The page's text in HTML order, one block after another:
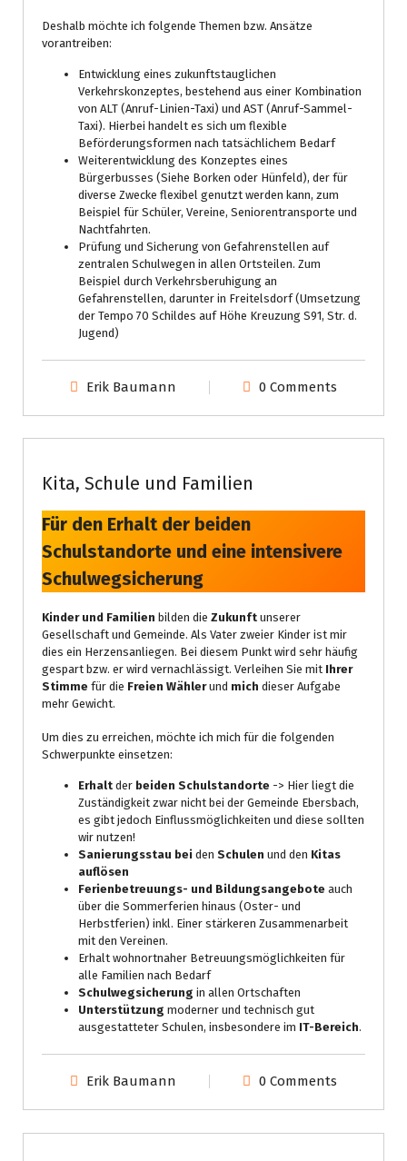
Deshalb möchte ich folgende Themen bzw. Ansätze
vorantreiben:
Entwicklung eines zukunftstauglichen
Verkehrskonzeptes, bestehend aus einer Kombination
von ALT (Anruf-Linien-Taxi) und AST (Anruf-Sammel-
Taxi). Hierbei handelt es sich um flexible
Beförderungsformen nach tatsächlichem Bedarf
Weiterentwicklung des Konzeptes eines
Bürgerbusses (Siehe Borken oder Hünfeld), der für
diverse Zwecke flexibel genutzt werden kann, zum
Beispiel für Schüler, Vereine, Seniorentransporte und
Nachtfahrten.
Prüfung und Sicherung von Gefahrenstellen auf
zentralen Schulwegen in allen Ortsteilen. Zum
Beispiel durch Verkehrsberuhigung an
Gefahrenstellen, darunter in Freitelsdorf (Umsetzung
der Tempo 70 Schildes auf Höhe Kreuzung S91, Str. d.
Jugend)
Erik Baumann
0 Comments
Kita, Schule und Familien
Für den Erhalt der beiden
Schulstandorte und eine intensivere
Schulwegsicherung
Kinder und Familien bilden die Zukunft unserer
Gesellschaft und Gemeinde. Als Vater zweier Kinder ist mir
dies ein Herzensanliegen. Bei diesem Punkt wird sehr häufig
gespart bzw. er wird vernachlässigt. Verleihen Sie mit Ihrer
Stimme für die Freien Wählerund mich dieser Aufgabe
mehr Gewicht.
Um dies zu erreichen, möchte ich mich für die folgenden
Schwerpunkte einsetzen:
Erhalt der beiden Schulstandorte -> Hier liegt die
Zuständigkeit zwar nicht bei der Gemeinde Ebersbach,
es gibt jedoch Einflussmöglichkeiten und diese sollten
wir nutzen!
Sanierungsstau bei den Schulen und den Kitas
auflösen
Ferienbetreuungs- und Bildungsangebote auch
über die Sommerferien hinaus (Oster- und
Herbstferien) inkl. Einer stärkeren Zusammenarbeit
mit den Vereinen.
Erhalt wohnortnaher Betreuungsmöglichkeiten für
alle Familien nach Bedarf
Schulwegsicherung in allen Ortschaften
Unterstützung moderner und technisch gut
ausgestatteter Schulen, insbesondere im IT-Bereich.
Erik Baumann
0 Comments